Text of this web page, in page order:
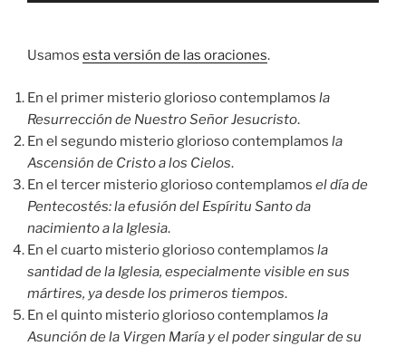
Usamos esta versión de las oraciones.
En el primer misterio glorioso contemplamos la
Resurrección de Nuestro Señor Jesucristo.
En el segundo misterio glorioso contemplamos la
Ascensión de Cristo a los Cielos.
En el tercer misterio glorioso contemplamos el día de
Pentecostés: la efusión del Espíritu Santo da
nacimiento a la Iglesia.
En el cuarto misterio glorioso contemplamos la
santidad de la Iglesia, especialmente visible en sus
mártires, ya desde los primeros tiempos.
En el quinto misterio glorioso contemplamos la
Asunción de la Virgen María y el poder singular de su